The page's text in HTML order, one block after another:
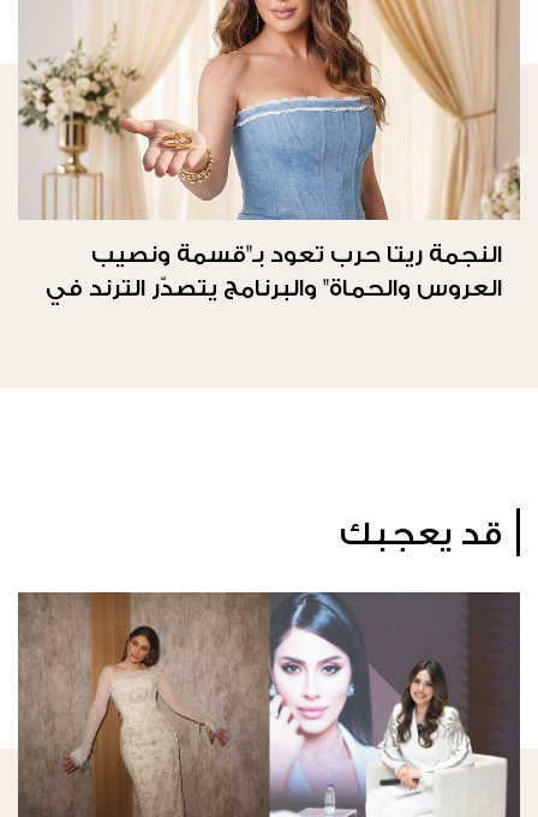
النجمة ريتا حرب تعود بـ"قسمة ونصيب
العروس والحماة" والبرنامج يتصدّر الترند في
قد يعجبك